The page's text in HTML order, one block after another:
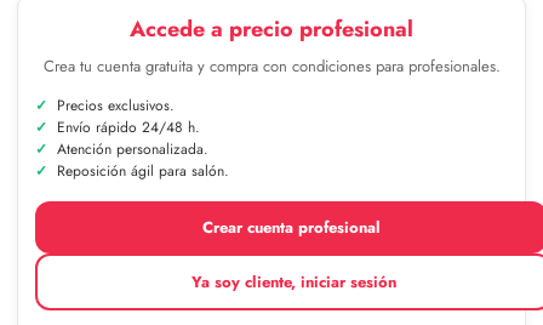
Accede a precio profesional
Crea tu cuenta gratuita y compra con condiciones para profesionales.
Precios exclusivos.
Envío rápido 24/48 h.
Atención personalizada.
Reposición ágil para salón.
Crear cuenta profesional
Ya soy cliente, iniciar sesión